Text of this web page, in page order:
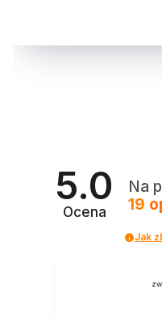
5.0
Ocena
Na
19
Jak